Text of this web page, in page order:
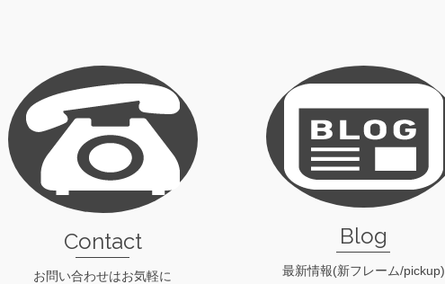
Contact
お問い合わせはお気軽に
Blog
最新情報(新フレーム/pickup)